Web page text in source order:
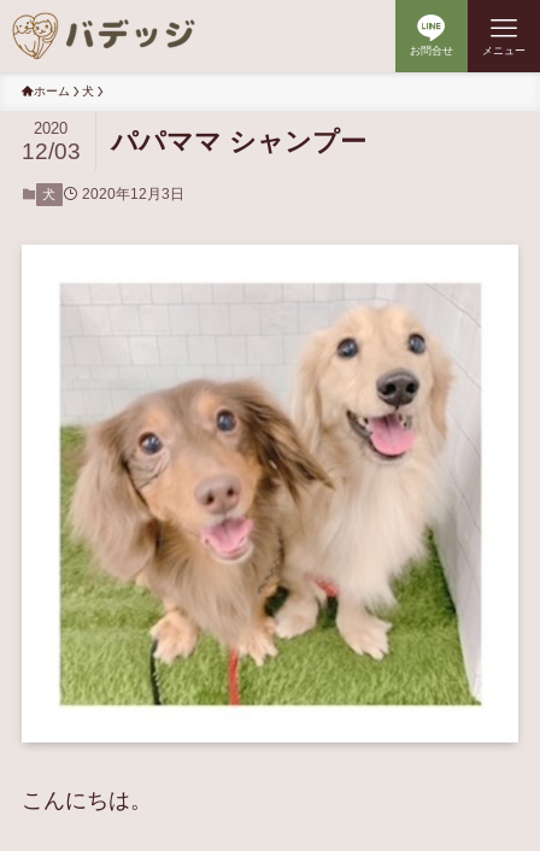
お問合せ メニュー
ホーム 犬
パパママ シャンプー
2020
12/03
犬 2020年12月3日
こんにちは。